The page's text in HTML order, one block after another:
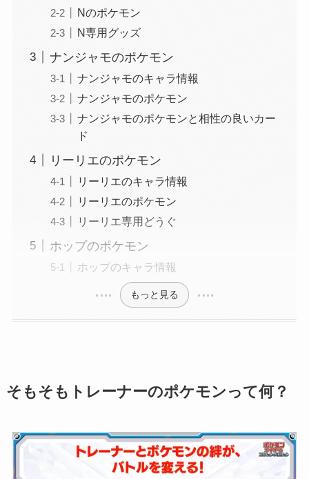
Nのポケモン
N専用グッズ
ナンジャモのポケモン
ナンジャモのキャラ情報
ナンジャモのポケモン
ナンジャモのポケモンと相性の良いカー
ド
リーリエのポケモン
リーリエのキャラ情報
リーリエのポケモン
リーリエ専用どうぐ
ホップのポケモン
ホップのキャラ情報
もっと見る
そもそもトレーナーのポケモンって何？